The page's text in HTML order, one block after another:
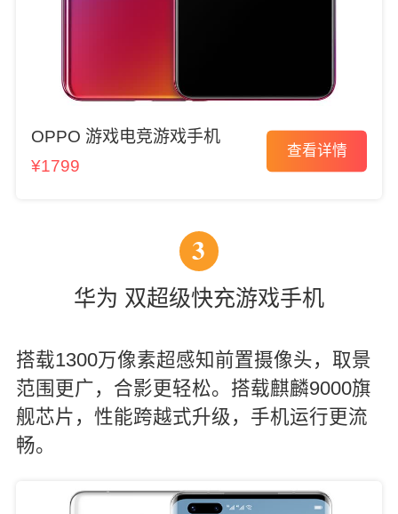
OPPO 游戏电竞游戏手机
¥1799
查看详情
3
华为 双超级快充游戏手机
搭载1300万像素超感知前置摄像头，取景
范围更广，合影更轻松。搭载麒麟9000旗
舰芯片，性能跨越式升级，手机运行更流
畅。